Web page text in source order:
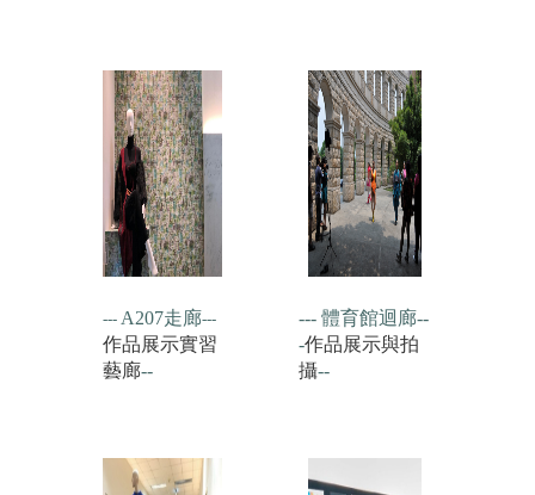
--- A207走廊---
作品展示實習
藝廊--
--- 體育館迴廊--
-作品展示與拍
攝--